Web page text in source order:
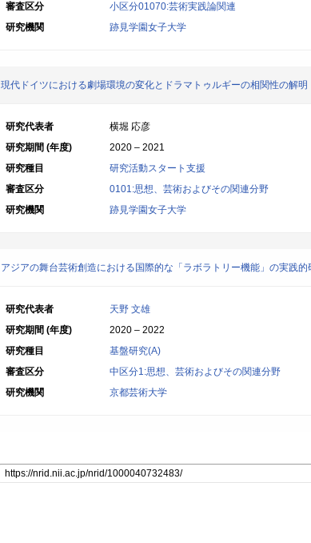
審査区分
小区分01070:芸術実践論関連
研究機関
跡見学園女子大学
現代ドイツにおける劇場環境の変化とドラマトゥルギーの相関性の解明
研究代表者
横堀 応彦
研究期間 (年度)
2020 – 2021
研究種目
研究活動スタート支援
審査区分
0101:思想、芸術およびその関連分野
研究機関
跡見学園女子大学
アジアの舞台芸術創造における国際的な「ラボラトリー機能」の実践的
研究代表者
天野 文雄
研究期間 (年度)
2020 – 2022
研究種目
基盤研究(A)
審査区分
中区分1:思想、芸術およびその関連分野
研究機関
京都芸術大学